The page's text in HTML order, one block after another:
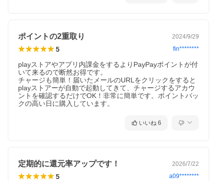
ポイントの2重取り 2024/9/29
5 fin********
playストアやアプリ内課金をするよりPayPayポイントが付
いて来るので断然お得です。
チャージも簡単！届いたメールのURLをクリックをすると
playストアーが自動で起動してきて、チャージするアカウ
ントを確認するだけでOK！非常に簡単です。ポイントバッ
クの高い日に購入しています。
いいね 6
定期的に還元率アップです！ 2026/7/22
5 a09********